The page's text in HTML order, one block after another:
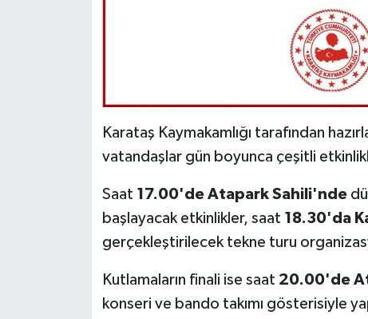
Karataş Kaymakamlığı tarafından
vatandaşlar gün boyunca çeşitli
Saat 17.00'de Atapark Sahili'nde
başlayacak etkinlikler, saat 18.30'da
gerçekleştirilecek tekne turu
Kutlamaların finali ise saat 20.00'de
konseri ve bando takımı gösterisiyle